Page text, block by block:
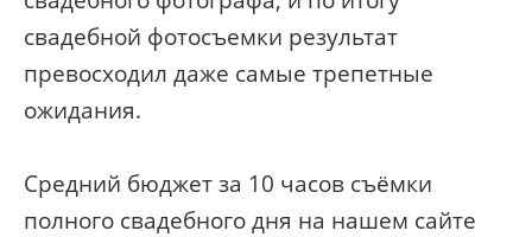
свадебной фотосъемки результат
превосходил даже самые трепетные
ожидания.
Средний бюджет за 10 часов съёмки
полного свадебного дня на нашем сайте